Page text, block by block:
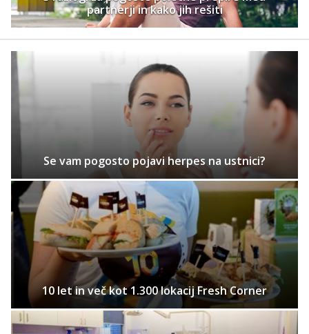
partnerji in kako jih rešiti
Se vam pogosto pojavi herpes na ustnici?
10 let in več kot 1.300 lokacij Fresh Corner